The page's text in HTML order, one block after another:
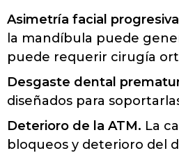
Asimetría facial
la mandíbula puede
puede requerir cirugía
Desgaste dental
diseñados para
Deterioro de la ATM. La
bloqueos y deterioro del